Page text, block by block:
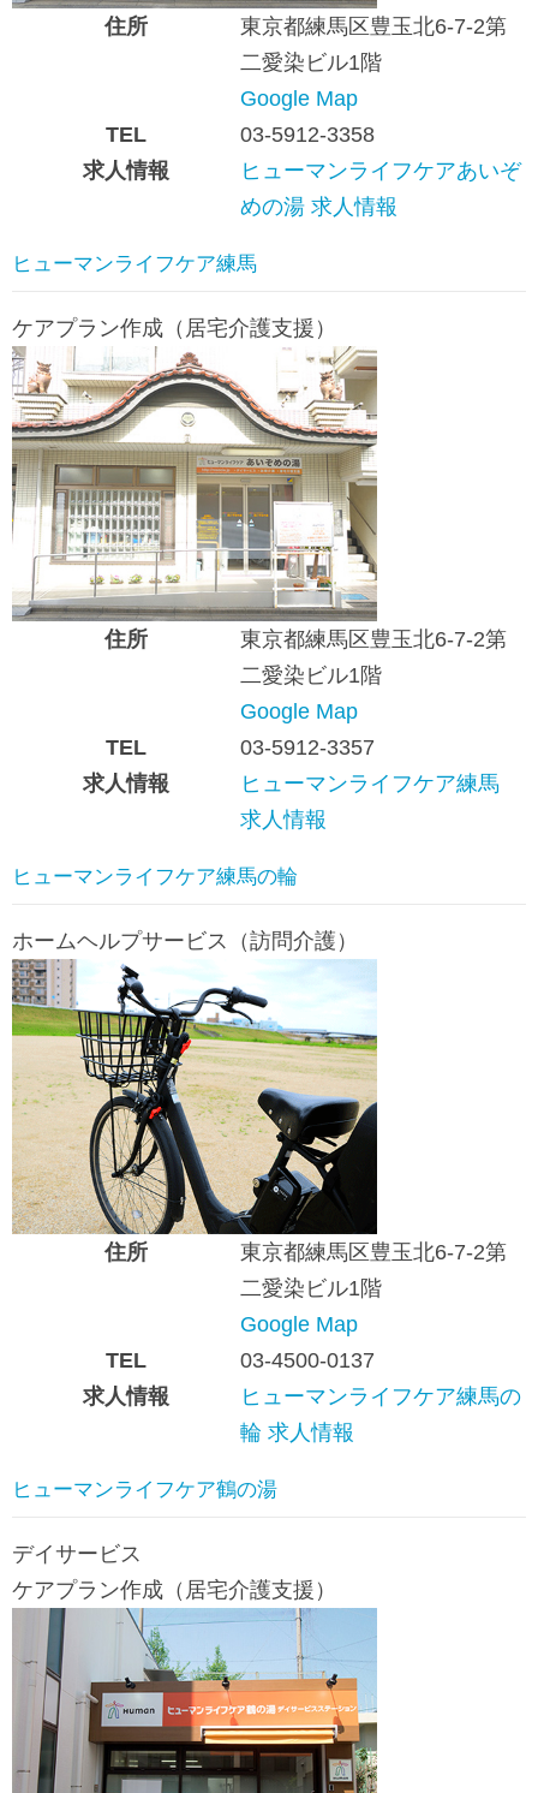
住所
東京都練馬区豊玉北6-7-2第
二愛染ビル1階
Google Map
TEL
03-5912-3358
求人情報
ヒューマンライフケアあいぞ
めの湯 求人情報
ヒューマンライフケア練馬
ケアプラン作成（居宅介護支援）
住所
東京都練馬区豊玉北6-7-2第
二愛染ビル1階
Google Map
TEL
03-5912-3357
求人情報
ヒューマンライフケア練馬
求人情報
ヒューマンライフケア練馬の輪
ホームヘルプサービス（訪問介護）
住所
東京都練馬区豊玉北6-7-2第
二愛染ビル1階
Google Map
TEL
03-4500-0137
求人情報
ヒューマンライフケア練馬の
輪 求人情報
ヒューマンライフケア鶴の湯
デイサービス
ケアプラン作成（居宅介護支援）